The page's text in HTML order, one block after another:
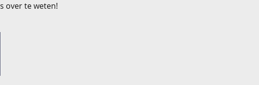
over te weten!